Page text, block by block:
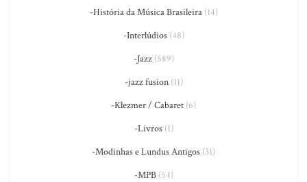
-História da Música Brasileira(14)
-Interlúdios(48)
-Jazz(589)
-jazz fusion(11)
-Klezmer / Cabaret (6)
-Livros(1)
-Modinhas e Lundus Antigos (31)
-MPB(54)